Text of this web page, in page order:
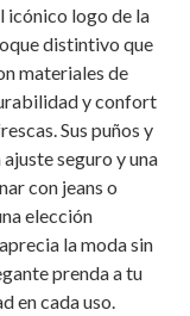
icónico logo de la
distintivo que
materiales de
y confort
Sus puños y
seguro y una
con jeans o
elección
la moda sin
prenda a tu
en cada uso.